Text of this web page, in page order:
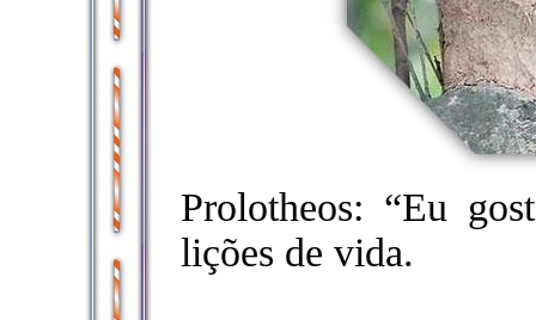
Prolotheos: “Eu
lições de vida.